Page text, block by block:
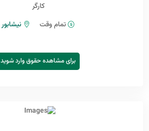
کارگر
تمام وقت
نیشابور
برای مشاهده حقوق وارد شوید